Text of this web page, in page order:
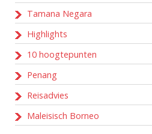
Tamana Negara
Highlights
10 hoogtepunten
Penang
Reisadvies
Maleisisch Borneo